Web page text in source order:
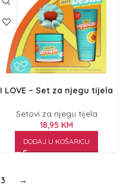
I LOVE – Set za njegu tijela
Setovi za njegu tijela
18,95 KM
DODAJ U KOŠARICU
3 →